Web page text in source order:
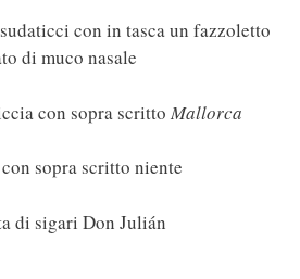
con in tasca un fazzoletto
di muco nasale
con sopra scritto Mallorca
sopra scritto niente
di sigari Don Julián